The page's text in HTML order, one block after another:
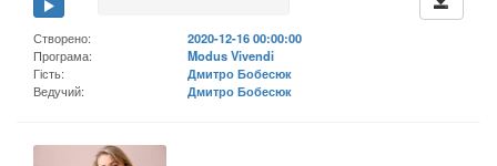
Створено:
2020-12-16 00:00:00
Програма:
Modus Vivendi
Гість:
Дмитро Бобесюк
Ведучий:
Дмитро Бобесюк